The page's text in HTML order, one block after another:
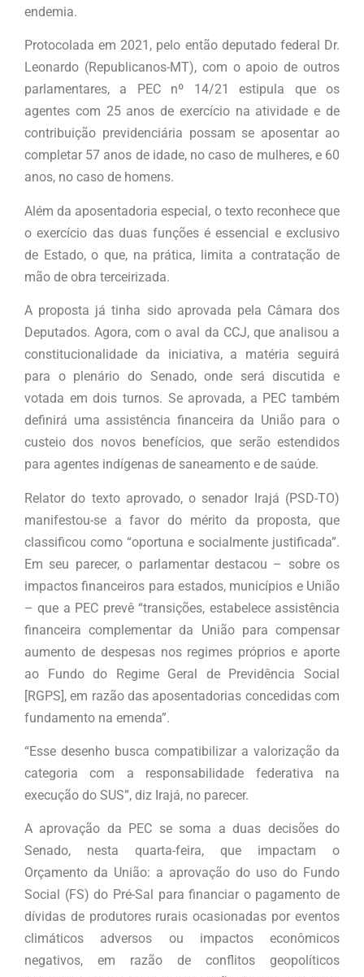
endemia.
Protocolada em 2021, pelo então deputado federal Dr.
Leonardo (Republicanos-MT), com o apoio de outros
parlamentares, a PEC nº 14/21 estipula que os
agentes com 25 anos de exercício na atividade e de
contribuição previdenciária possam se aposentar ao
completar 57 anos de idade, no caso de mulheres, e 60
anos, no caso de homens.
Além da aposentadoria especial, o texto reconhece que
o exercício das duas funções é essencial e exclusivo
de Estado, o que, na prática, limita a contratação de
mão de obra terceirizada.
A proposta já tinha sido aprovada pela Câmara dos
Deputados. Agora, com o aval da CCJ, que analisou a
constitucionalidade da iniciativa, a matéria seguirá
para o plenário do Senado, onde será discutida e
votada em dois turnos. Se aprovada, a PEC também
definirá uma assistência financeira da União para o
custeio dos novos benefícios, que serão estendidos
para agentes indígenas de saneamento e de saúde.
Relator do texto aprovado, o senador Irajá (PSD-TO)
manifestou-se a favor do mérito da proposta, que
classificou como “oportuna e socialmente justificada”.
Em seu parecer, o parlamentar destacou – sobre os
impactos financeiros para estados, municípios e União
– que a PEC prevê “transições, estabelece assistência
financeira complementar da União para compensar
aumento de despesas nos regimes próprios e aporte
ao Fundo do Regime Geral de Previdência Social
[RGPS], em razão das aposentadorias concedidas com
fundamento na emenda”.
“Esse desenho busca compatibilizar a valorização da
categoria com a responsabilidade federativa na
execução do SUS”, diz Irajá, no parecer.
A aprovação da PEC se soma a duas decisões do
Senado, nesta quarta-feira, que impactam o
Orçamento da União: a aprovação do uso do Fundo
Social (FS) do Pré-Sal para financiar o pagamento de
dívidas de produtores rurais ocasionadas por eventos
climáticos adversos ou impactos econômicos
negativos, em razão de conflitos geopolíticos